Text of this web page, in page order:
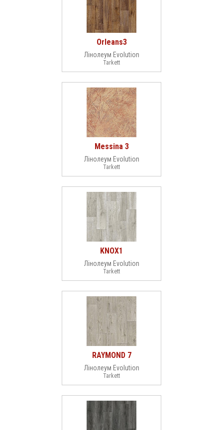
Orleans3
Лінолеум Evolution
Tarkett
Messina 3
Лінолеум Evolution
Tarkett
KNOX1
Лінолеум Evolution
Tarkett
RAYMOND 7
Лінолеум Evolution
Tarkett